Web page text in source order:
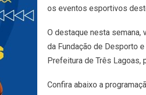
os eventos esportivos
O destaque nesta semana,
da Fundação de Desporto
Prefeitura de Três Lagoas,
Confira abaixo a